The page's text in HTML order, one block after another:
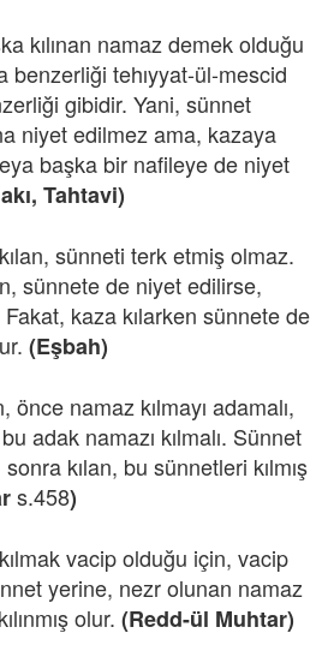
kılınan namaz demek olduğu
benzerliği tehıyyat-ül-mescid
gibidir. Yani, sünnet
niyet edilmez ama, kazaya
başka bir nafileye de niyet
Tahtavi)
sünneti terk etmiş olmaz.
sünnete de niyet edilirse,
kaza kılarken sünnete de
(Eşbah)
önce namaz kılmayı adamalı,
adak namazı kılmalı. Sünnet
kılan, bu sünnetleri kılmış
s.458)
vacip olduğu için, vacip
yerine, nezr olunan namaz
olur. (Redd-ül Muhtar)